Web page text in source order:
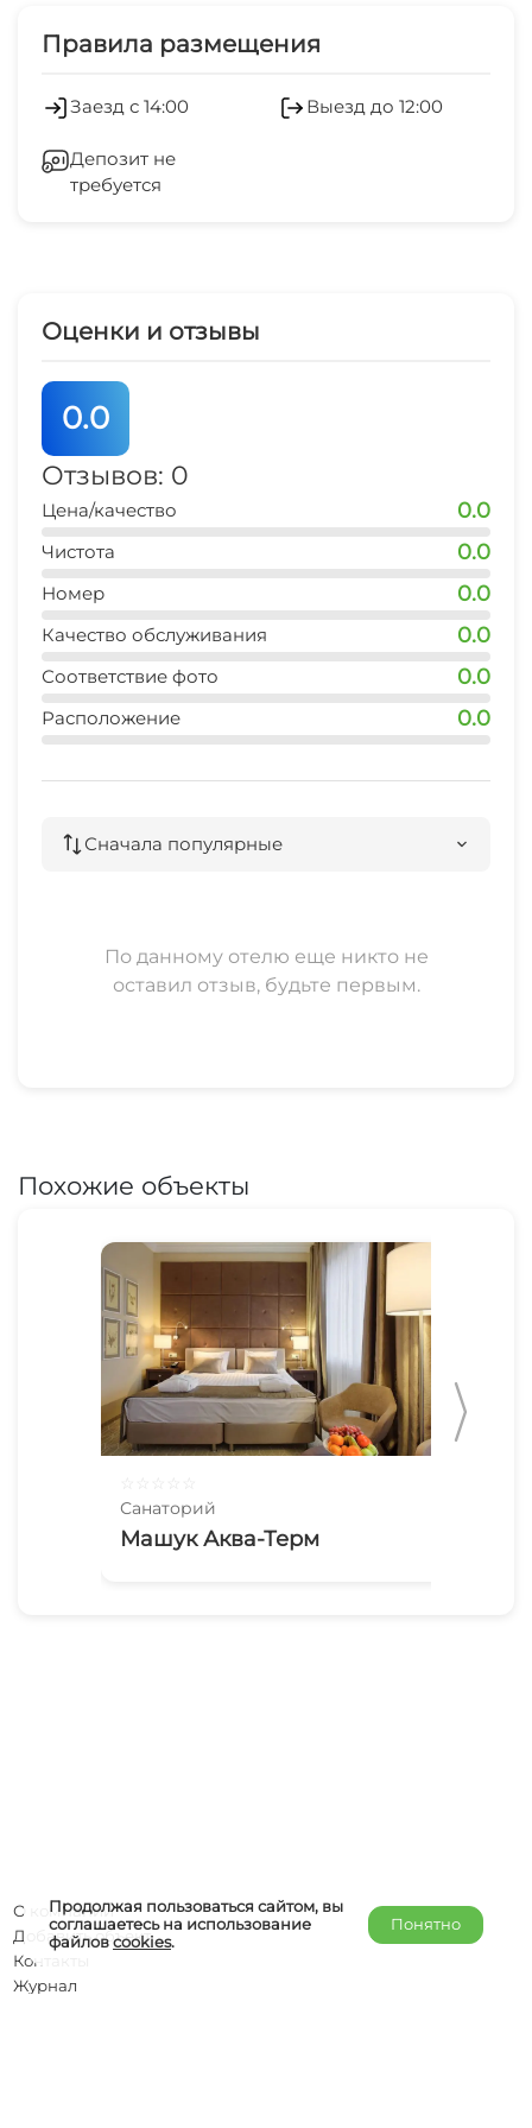
Есть трансфер
Сауна
Мангал/барбекю
Беседка
Правила размещения
Заезд с 14:00 Выезд до 12:00
Депозит не
требуется
Оценки и отзывы
0.0
Отзывов: 0
Цена/качество 0.0
Чистота 0.0
Номер 0.0
Качество обслуживания 0.0
Соответствие фото 0.0
Расположение 0.0
Сначала популярные
По данному отелю еще никто не
оставил отзыв, будьте первым.
Похожие объекты
Санаторий
Машук Аква-Терм
Продолжая пользоваться сайтом, вы
соглашаетесь на использование
файловcookies.
Понятно
О компании
Добавить объект
Контакты
Журнал